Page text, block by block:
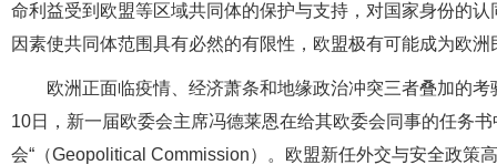
命利益受到欧盟等区域共同体的保护与支持，对国家身份的
因素使共同体范围具有必然的有限性，欧盟极有可能成为欧
欧洲正面临疫情、经济萧条和地缘政治冲突三者叠加的
10日，新一届欧委会主席冯德莱恩在给其欧委会同事的任务
会“（Geopolitical Commission）。欧盟新任外交与安全政策